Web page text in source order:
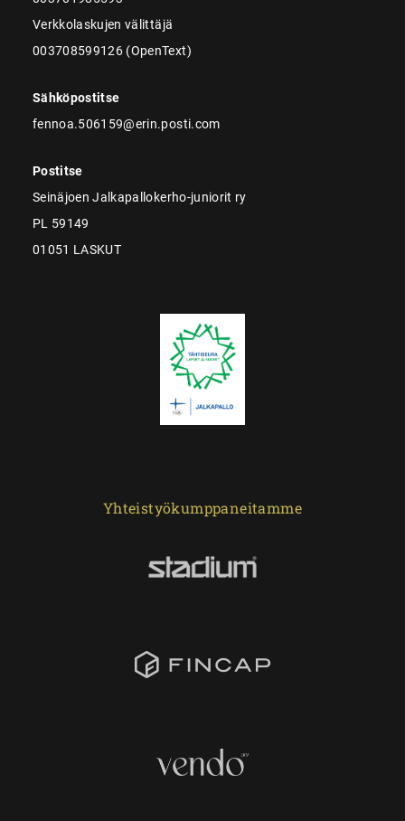
Verkkolaskujen välittäjä
003708599126 (OpenText)
Sähköpostitse
fennoa.506159@erin.posti.com
Postitse
Seinäjoen Jalkapallokerho-juniorit ry
PL 59149
01051 LASKUT
Yhteistyökumppaneitamme